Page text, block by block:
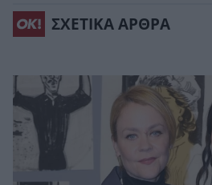
ΣΧΕΤΙΚΑ ΑΡΘΡΑ